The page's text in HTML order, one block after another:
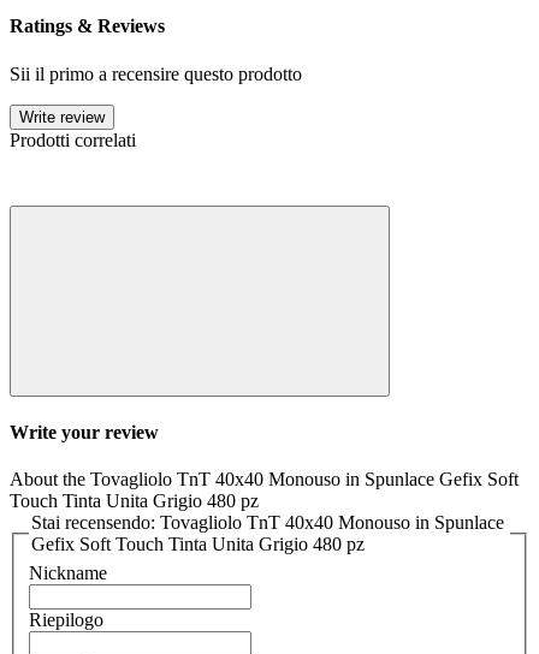
Ratings & Reviews
Sii il primo a recensire questo prodotto
Write review
Prodotti correlati
Write your review
About the Tovagliolo TnT 40x40 Monouso in Spunlace Gefix Soft
Touch Tinta Unita Grigio 480 pz
Stai recensendo: Tovagliolo TnT 40x40 Monouso in Spunlace
Gefix Soft Touch Tinta Unita Grigio 480 pz
Nickname
Riepilogo